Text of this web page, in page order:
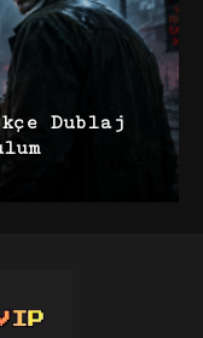
Dublaj